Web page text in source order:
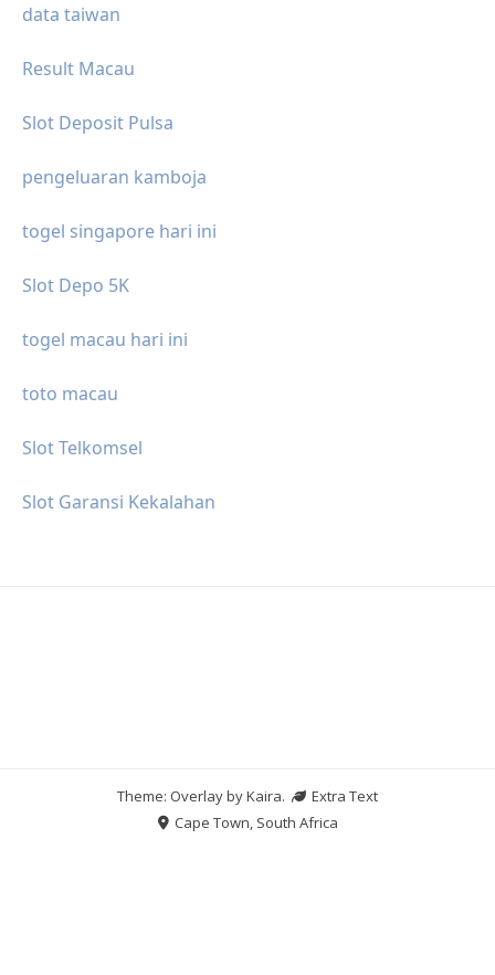
data taiwan
Result Macau
Slot Deposit Pulsa
pengeluaran kamboja
togel singapore hari ini
Slot Depo 5K
togel macau hari ini
toto macau
Slot Telkomsel
Slot Garansi Kekalahan
Theme: Overlay byKaira.
Extra Text
Cape Town, South Africa